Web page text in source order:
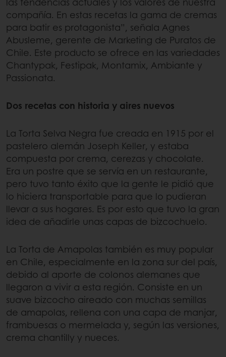
compañía. En estas recetas la gama de cremas
para batir es protagonista”, señala Agnes
Abusleme, gerente de Marketing de Puratos de
Chile. Este producto se ofrece en las variedades
Chantypak, Festipak, Montamix, Ambiante y
Passionata.
Dos recetas con historia y aires nuevos
La Torta Selva Negra fue creada en 1915 por el
pastelero alemán Joseph Keller, y estaba
compuesta por crema, cerezas y chocolate.
Era un postre que se servía en un restaurante,
pero tuvo tanto éxito que la gente le pidió que
lo hiciera transportable para que lo pudieran
llevar a sus hogares. Es por esto que tuvo la gran
idea de añadirle unas capas de bizcochuelo.
La Torta de Amapolas también es muy popular
en Chile, especialmente en la zona sur del país,
debido al aporte de colonos alemanes que
llegaron a vivir a esta región. Consiste en un
suave bizcocho aireado con muchas semillas
de amapolas, rellena con una capa de manjar,
frambuesas o mermelada y, según las versiones,
crema chantilly y nueces.